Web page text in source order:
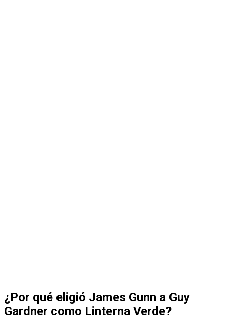
¿Por qué eligió James Gunn a Guy
Gardner como Linterna Verde?